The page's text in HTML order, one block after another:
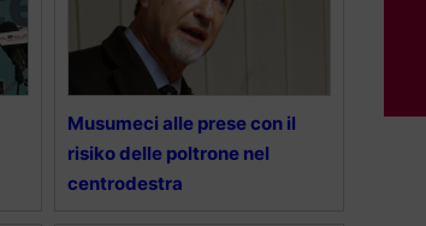
Musumeci alle prese con il
risiko delle poltrone nel
centrodestra